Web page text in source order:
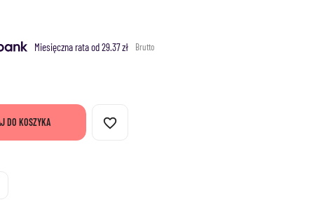
Miesięczna rata od 29.37 zł Brutto
DO KOSZYKA favorite_border